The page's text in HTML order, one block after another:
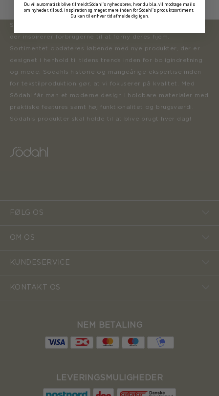
Södahl ønsker at tilbyde en moderne og attraktiv kollektion,
der inspirerer forbrugerne til at forny deres hjem.
Sortimentet opdateres løbende med nye produkter, der er
designet i henhold til tidens trends inden for boligindretning
og mode. Södahls historie og mangeårige ekspertise inden
for tekstilproduktion gør, at vi fokuserer på kvalitet. Med
Södahl får man et moderne design i holdbare materialer med
praktiske features samt høj funktionalitet og brugsværdi.
Södahls produkter skal holde til at blive brugt hver dag!
FØLG OS
OM OS
KUNDESERVICE
KONTAKT OS
NEM BETALING
LEVERINGSMULIGHEDER
Du vil automatisk blive tilmeldt Södahl's nyhedsbrev, hvor du bl.a. vil modtage mails
om nyheder, tilbud, inspiration og meget mere inden for Södahl's produktsortiment.
Du kan til enhver tid afmelde dig igen.